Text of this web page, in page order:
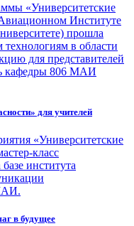
«Университетские
Институте
прошла
в области
для представителей
кафедры 806 МАИ
для учителей
«Университетские
класс
института
в будущее